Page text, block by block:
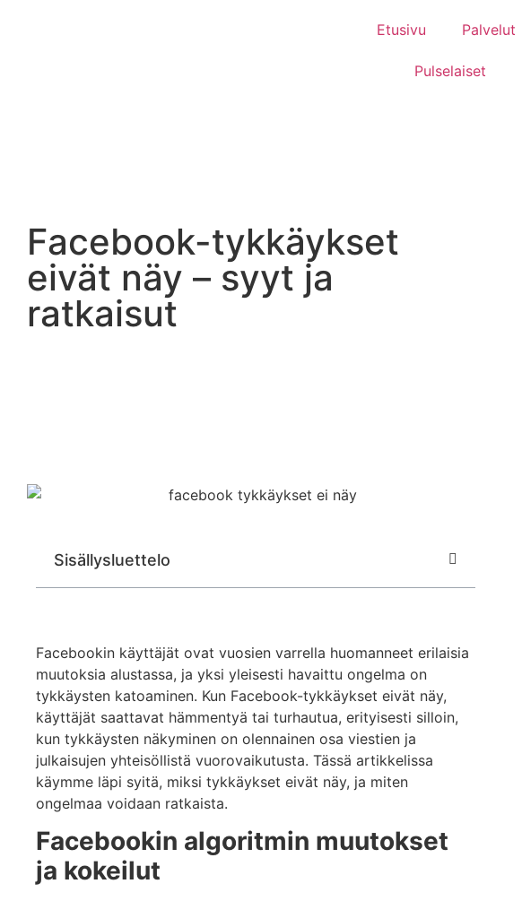
Etusivu Palvelut
Pulselaiset
Facebook-tykkäykset
eivät näy – syyt ja
ratkaisut
Sisällysluettelo
Facebookin käyttäjät ovat vuosien varrella huomanneet erilaisia
muutoksia alustassa, ja yksi yleisesti havaittu ongelma on
tykkäysten katoaminen. Kun Facebook-tykkäykset eivät näy,
käyttäjät saattavat hämmentyä tai turhautua, erityisesti silloin,
kun tykkäysten näkyminen on olennainen osa viestien ja
julkaisujen yhteisöllistä vuorovaikutusta. Tässä artikkelissa
käymme läpi syitä, miksi tykkäykset eivät näy, ja miten
ongelmaa voidaan ratkaista.
Facebookin algoritmin muutokset
ja kokeilut